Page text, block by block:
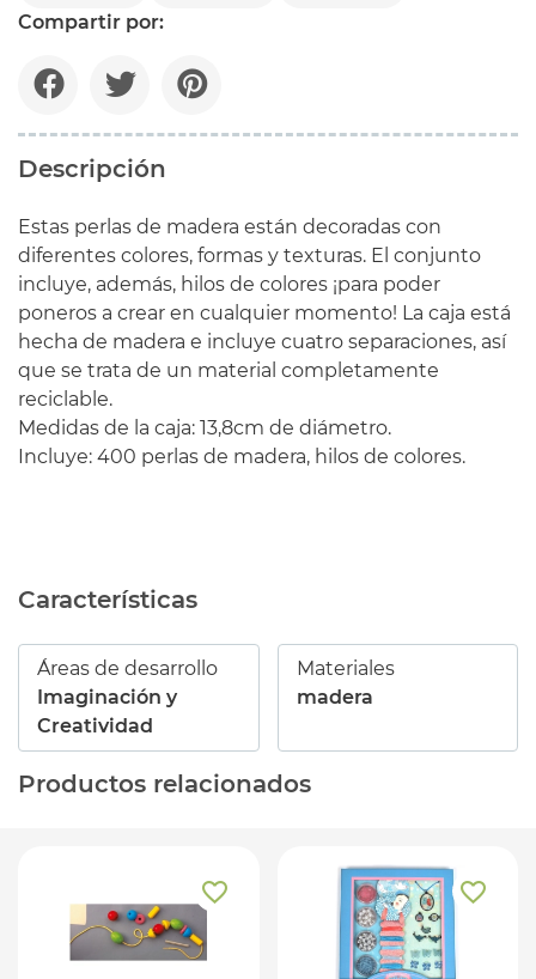
Compartir por:
Descripción
Estas perlas de madera están decoradas con
diferentes colores, formas y texturas. El conjunto
incluye, además, hilos de colores ¡para poder
poneros a crear en cualquier momento! La caja está
hecha de madera e incluye cuatro separaciones, así
que se trata de un material completamente
reciclable.
Medidas de la caja: 13,8cm de diámetro.
Incluye: 400 perlas de madera, hilos de colores.
Características
Áreas de desarrollo
Imaginación y
Creatividad
Materiales
madera
Productos relacionados